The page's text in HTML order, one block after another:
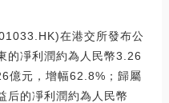
在港交所發布公
的凈利潤約為人民幣3.26
億元，增幅62.8%；歸屬
后的凈利潤約為人民幣